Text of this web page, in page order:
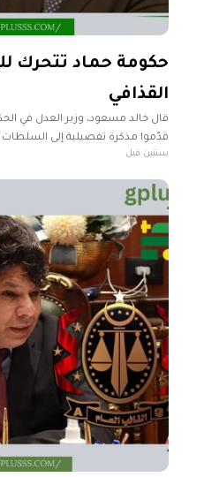
حكومة حماد تتحرك
القذافي
قال خالد مسعود، وزير العدل في
قدّموا مذكرة تفصيلية إلى السلطات
هانيبال معمر القذافي. وأضاف خلال
سنتين قبل